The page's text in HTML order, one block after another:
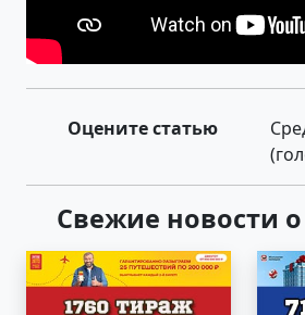
Оцените статью
Свежие новости